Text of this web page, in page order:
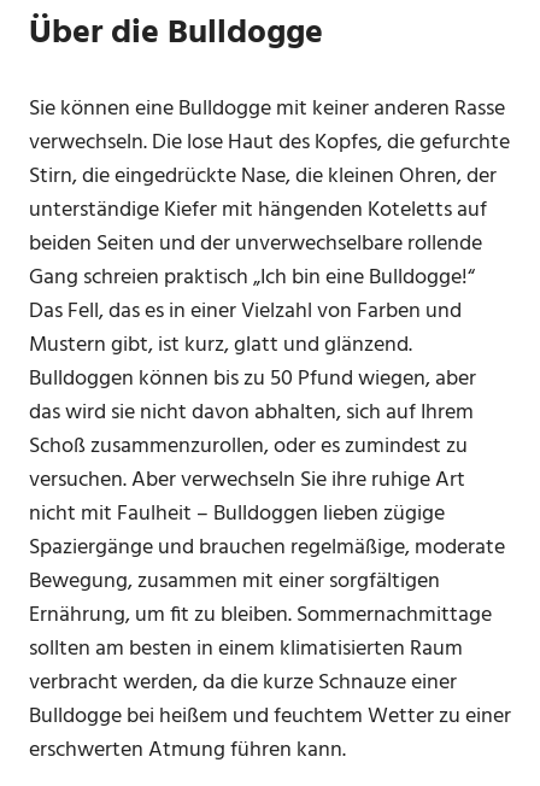
Über die Bulldogge
Sie können eine Bulldogge mit keiner anderen Rasse
verwechseln. Die lose Haut des Kopfes, die gefurchte
Stirn, die eingedrückte Nase, die kleinen Ohren, der
unterständige Kiefer mit hängenden Koteletts auf
beiden Seiten und der unverwechselbare rollende
Gang schreien praktisch „Ich bin eine Bulldogge!“
Das Fell, das es in einer Vielzahl von Farben und
Mustern gibt, ist kurz, glatt und glänzend.
Bulldoggen können bis zu 50 Pfund wiegen, aber
das wird sie nicht davon abhalten, sich auf Ihrem
Schoß zusammenzurollen, oder es zumindest zu
versuchen. Aber verwechseln Sie ihre ruhige Art
nicht mit Faulheit – Bulldoggen lieben zügige
Spaziergänge und brauchen regelmäßige, moderate
Bewegung, zusammen mit einer sorgfältigen
Ernährung, um fit zu bleiben. Sommernachmittage
sollten am besten in einem klimatisierten Raum
verbracht werden, da die kurze Schnauze einer
Bulldogge bei heißem und feuchtem Wetter zu einer
erschwerten Atmung führen kann.